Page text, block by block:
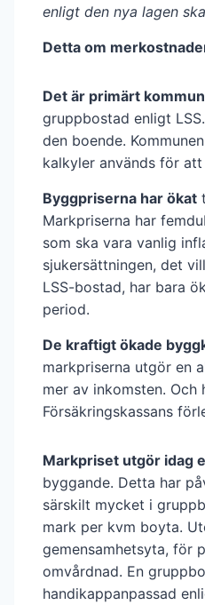
enligt den nya lagen
Detta om
Det är primärt
gruppbostad enligt
den boende.
kalkyler används för
Byggpriserna har ökat
Markpriserna har
som ska vara vanlig
sjukersättningen, det
LSS-bostad, har bara
period.
De kraftigt ökade
markpriserna utgör en
mer av inkomsten. Och
Försäkringskassans
Markpriset utgör idag
byggande. Detta har
särskilt mycket i
mark per kvm boyta.
gemensamhetsyta, för
omvårdnad. En
handikappanpassad